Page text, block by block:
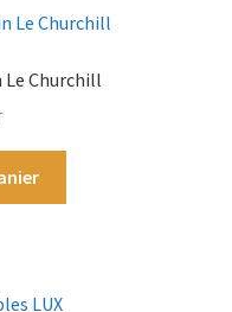
Le Churchill